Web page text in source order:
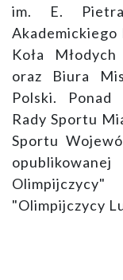
im. E.
Akademickiego
Koła
oraz Biura
Polski.
Rady Sportu
Sportu
"Olimpijczycy